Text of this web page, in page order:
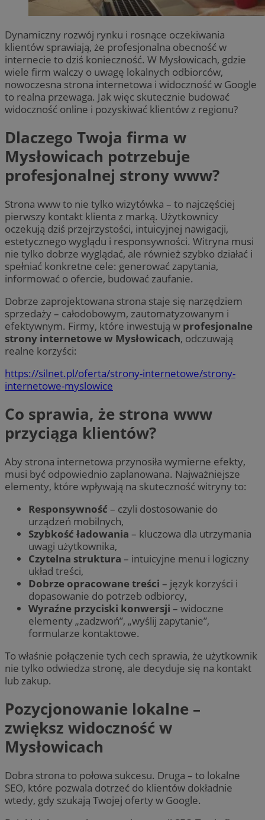
Dynamiczny rozwój rynku i rosnące oczekiwania
klientów sprawiają, że profesjonalna obecność w
internecie to dziś konieczność. W Mysłowicach, gdzie
wiele firm walczy o uwagę lokalnych odbiorców,
nowoczesna strona internetowa i widoczność w Google
to realna przewaga. Jak więc skutecznie budować
widoczność online i pozyskiwać klientów z regionu?
Dlaczego Twoja firma w
Mysłowicach potrzebuje
profesjonalnej strony www?
Strona www to nie tylko wizytówka – to najczęściej
pierwszy kontakt klienta z marką. Użytkownicy
oczekują dziś przejrzystości, intuicyjnej nawigacji,
estetycznego wyglądu i responsywności. Witryna musi
nie tylko dobrze wyglądać, ale również szybko działać i
spełniać konkretne cele: generować zapytania,
informować o ofercie, budować zaufanie.
Dobrze zaprojektowana strona staje się narzędziem
sprzedaży – całodobowym, zautomatyzowanym i
efektywnym. Firmy, które inwestują w profesjonalne
strony internetowe w Mysłowicach, odczuwają
realne korzyści:
https://silnet.pl/oferta/strony-internetowe/strony-
internetowe-myslowice
Co sprawia, że strona www
przyciąga klientów?
Aby strona internetowa przynosiła wymierne efekty,
musi być odpowiednio zaplanowana. Najważniejsze
elementy, które wpływają na skuteczność witryny to:
Responsywność – czyli dostosowanie do
urządzeń mobilnych,
Szybkość ładowania – kluczowa dla utrzymania
uwagi użytkownika,
Czytelna struktura – intuicyjne menu i logiczny
układ treści,
Dobrze opracowanetreści – język korzyści i
dopasowanie do potrzeb odbiorcy,
Wyraźne przyciski konwersji – widoczne
elementy „zadzwoń”, „wyślij zapytanie”,
formularze kontaktowe.
To właśnie połączenie tych cech sprawia, że użytkownik
nie tylko odwiedza stronę, ale decyduje się na kontakt
lub zakup.
Pozycjonowanie lokalne –
zwiększ widoczność w
Mysłowicach
Dobra strona to połowa sukcesu. Druga – to lokalne
SEO, które pozwala dotrzeć do klientów dokładnie
wtedy, gdy szukają Twojej oferty w Google.